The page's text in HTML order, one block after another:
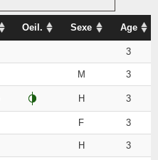
Oeil. Sexe Age
3
M 3
H 3
F 3
H 3